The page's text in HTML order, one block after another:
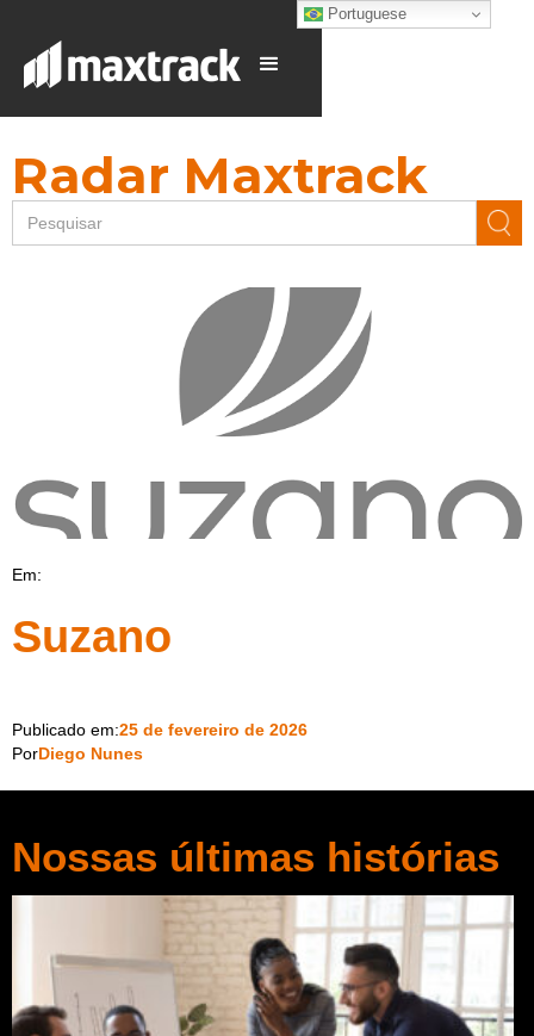
Radar Maxtrack
Em:
Suzano
Publicado em:25 de fevereiro de 2026
PorDiego Nunes
Nossas últimas histórias
Portuguese